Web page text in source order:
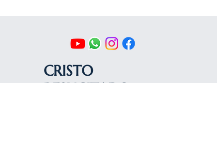
CRISTO
RESUCITADO